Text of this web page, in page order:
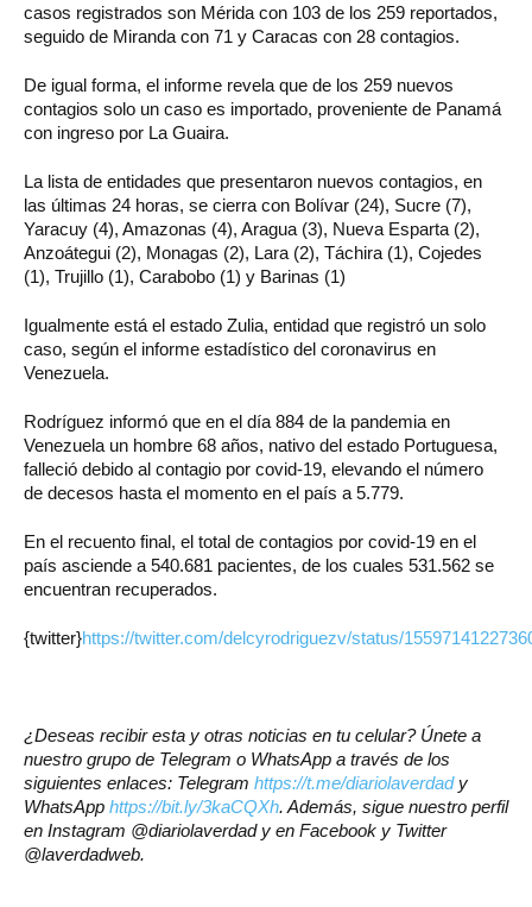
casos registrados son Mérida con 103 de los 259 reportados,
seguido de Miranda con 71 y Caracas con 28 contagios.
De igual forma, el informe revela que de los 259 nuevos
contagios solo un caso es importado, proveniente de Panamá
con ingreso por La Guaira.
La lista de entidades que presentaron nuevos contagios, en
las últimas 24 horas, se cierra con Bolívar (24), Sucre (7),
Yaracuy (4), Amazonas (4), Aragua (3), Nueva Esparta (2),
Anzoátegui (2), Monagas (2), Lara (2), Táchira (1), Cojedes
(1), Trujillo (1), Carabobo (1) y Barinas (1)
Igualmente está el estado Zulia, entidad que registró un solo
caso, según el informe estadístico del coronavirus en
Venezuela.
Rodríguez informó que en el día 884 de la pandemia en
Venezuela un hombre 68 años, nativo del estado Portuguesa,
falleció debido al contagio por covid-19, elevando el número
de decesos hasta el momento en el país a 5.779.
En el recuento final, el total de contagios por covid-19 en el
país asciende a 540.681 pacientes, de los cuales 531.562 se
encuentran recuperados.
{twitter}https://twitter.com/delcyrodriguezv/status/
¿Deseas recibir esta y otras noticias en tu celular? Únete a
nuestro grupo de Telegram o WhatsApp a través de los
siguientes enlaces: Telegram https://t.me/diariolaverdady
WhatsApp https://bit.ly/3kaCQXh. Además, sigue nuestro perfil
en Instagram @diariolaverdad y en Facebook y Twitter
@laverdadweb.